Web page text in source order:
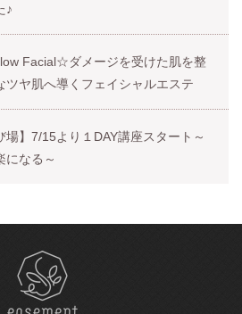
♪
Facial☆ダメージを受けた肌を整
ツヤ肌へ導くフェイシャルエステ
】7/15より１DAY講座スタート～
になる～